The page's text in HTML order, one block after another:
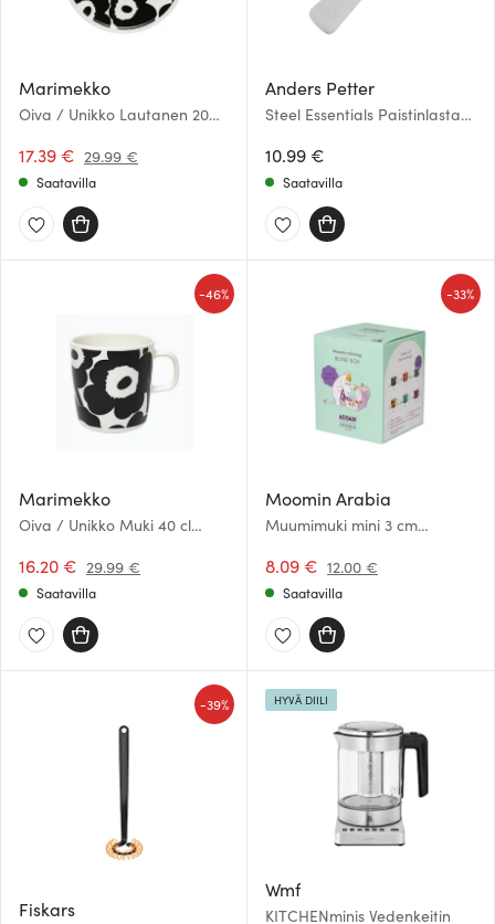
Marimekko
Oiva / Unikko Lautanen 20
17.39 € 29.99 €
Saatavilla
Anders Petter
Steel Essentials Paistinlasta
10.99 €
Saatavilla
Marimekko
Oiva / Unikko Muki 40 cl
16.20 € 29.99 €
-46%
Saatavilla
Moomin Arabia
Muumimuki mini 3 cm
8.09 € 12.00 €
-33%
Saatavilla
Fiskars
-39%
Wmf
KITCHENminis Vedenkeitin
HYVÄ DIILI